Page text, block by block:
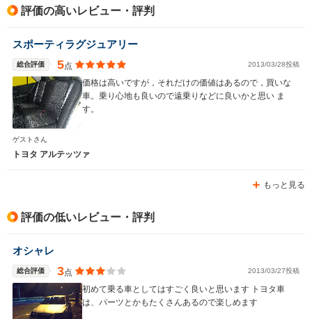
評価の高いレビュー・評判
スポーティラグジュアリー
総合評価 5点 2013/03/28投稿
価格は高いですが，それだけの価値はあるので，買いな
車。乗り心地も良いので遠乗りなどに良いかと思い ま
す。
ゲストさん
トヨタ アルテッツァ
もっと見る
評価の低いレビュー・評判
オシャレ
総合評価 3点 2013/03/27投稿
初めて乗る車としてはすごく良いと思います トヨタ車
は、パーツとかもたくさんあるので楽しめます